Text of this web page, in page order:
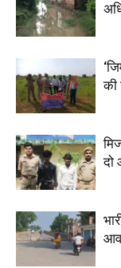
की
दो